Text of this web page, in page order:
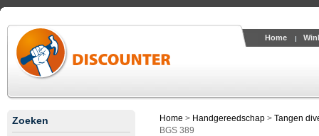
Home
Zoeken Home > Handgereedschap > Tangen
BGS 389